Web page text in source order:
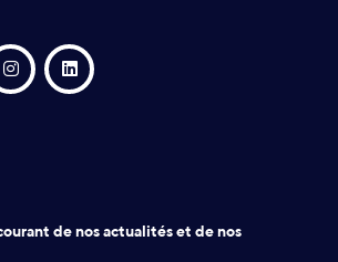
de nos actualités et de nos